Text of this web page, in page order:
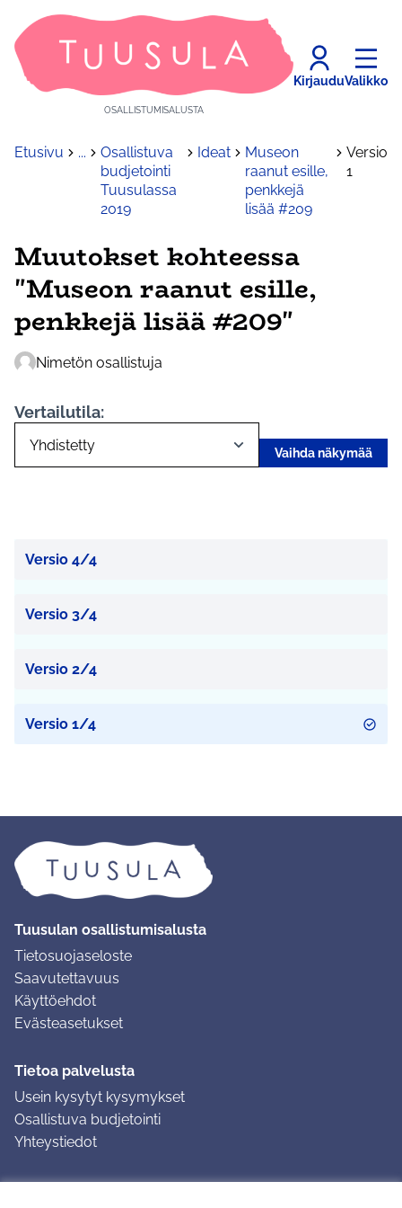
OSALLISTUMISALUSTA
KirjauduValikko
Etusivu ...
Osallistuva
budjetointi
Tuusulassa
2019
Ideat
Museon
raanut esille,
penkkejä
lisää #209
Versio
1
Muutokset kohteessa
"Museon raanut esille,
penkkejä lisää #209"
Nimetön osallistuja
Vertailutila:
Vaihda näkymää
Versio 4/4
Versio 3/4
Versio 2/4
Versio 1/4
Tuusulan osallistumisalusta
Tietosuojaseloste
Saavutettavuus
Käyttöehdot
Evästeasetukset
Tietoa palvelusta
Usein kysytyt kysymykset
Osallistuva budjetointi
Yhteystiedot